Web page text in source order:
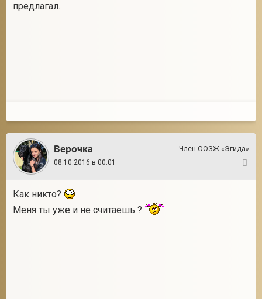
предлагал.
Верочка
Член ООЗЖ «Эгида»
08.10.2016 в 00:01
Как никто?
Меня ты уже и не считаешь ?